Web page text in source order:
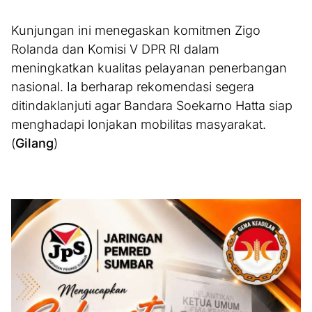
Kunjungan ini menegaskan komitmen Zigo
Rolanda dan Komisi V DPR RI dalam
meningkatkan kualitas pelayanan penerbangan
nasional. Ia berharap rekomendasi segera
ditindaklanjuti agar Bandara Soekarno Hatta siap
menghadapi lonjakan mobilitas masyarakat.
(Gilang)